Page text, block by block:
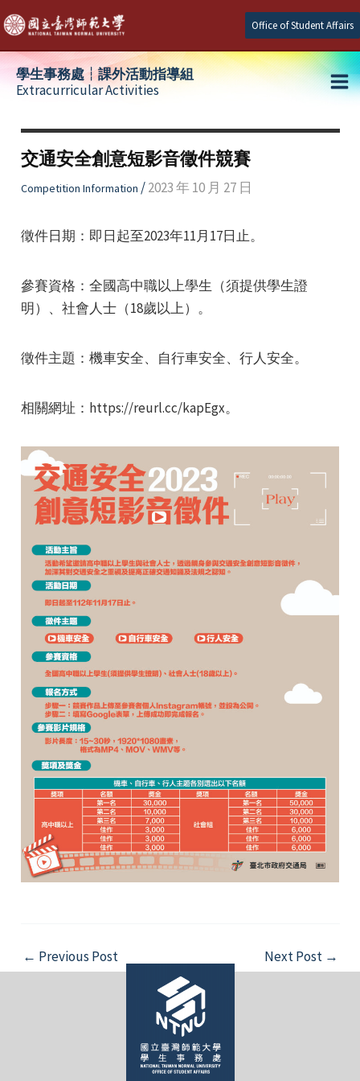
Skip
to
content
Office of Student Affairs
學生事務處┆課外活動指導組
Extracurricular Activities
交通安全創意短影音徵件競賽
Competition Information /2023 年 10 月 27 日
徵件日期：即日起至2023年11月17日止。
參賽資格：全國高中職以上學生（須提供學生證
明）、社會人士（18歲以上）。
徵件主題：機車安全、自行車安全、行人安全。
相關網址：https://reurl.cc/kapEgx。
Post
← Previous Post Next Post →